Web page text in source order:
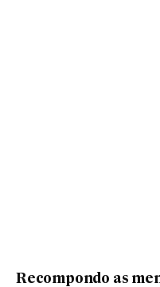
Recompondo as